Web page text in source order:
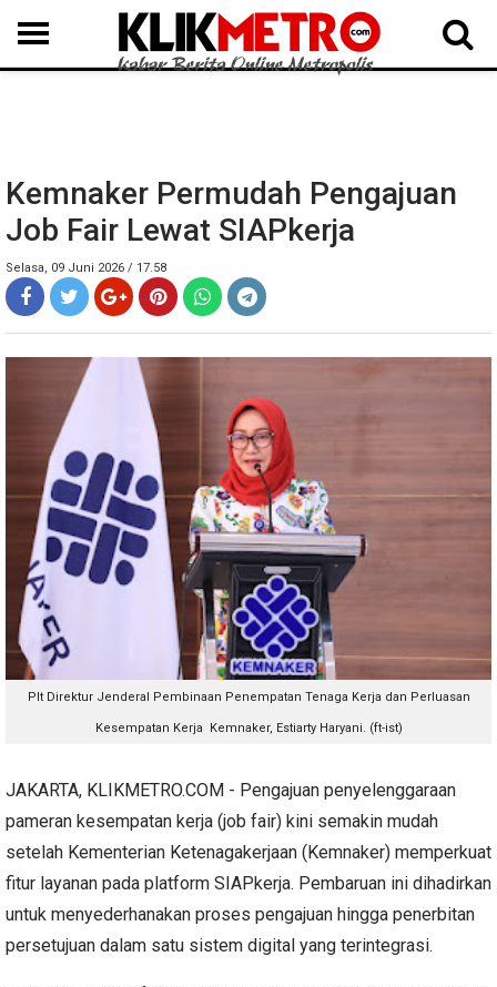
MEDAN LANGKAT DAIRI SAMOSIR TAPUT BATUBARA DELISERDANG
Kemnaker Permudah Pengajuan
Job Fair Lewat SIAPkerja
Selasa, 09 Juni 2026 / 17.58
Plt Direktur Jenderal Pembinaan Penempatan Tenaga Kerja dan Perluasan
Kesempatan Kerja Kemnaker, Estiarty Haryani. (ft-ist)
JAKARTA, KLIKMETRO.COM - Pengajuan penyelenggaraan
pameran kesempatan kerja (job fair) kini semakin mudah
setelah Kementerian Ketenagakerjaan (Kemnaker) memperkuat
fitur layanan pada platform SIAPkerja. Pembaruan ini dihadirkan
untuk menyederhanakan proses pengajuan hingga penerbitan
persetujuan dalam satu sistem digital yang terintegrasi.